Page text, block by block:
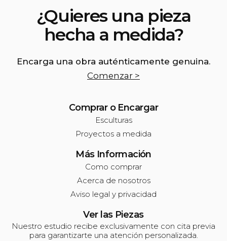
¿Quieres una pieza
hecha a medida?
Encarga una obra auténticamente genuina.
Comenzar >
Comprar o Encargar
Esculturas
Proyectos a medida
Más Información
Como comprar
Acerca de nosotros
Aviso legal y privacidad
Ver las Piezas
Nuestro estudio recibe exclusivamente con cita previa
para garantizarte una atención personalizada.